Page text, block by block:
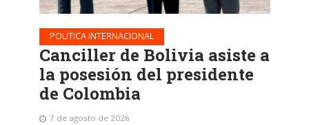
POLÍTICA INTERNACIONAL
Canciller de Bolivia asiste a
la posesión del presidente
de Colombia
7 de agosto de 2026